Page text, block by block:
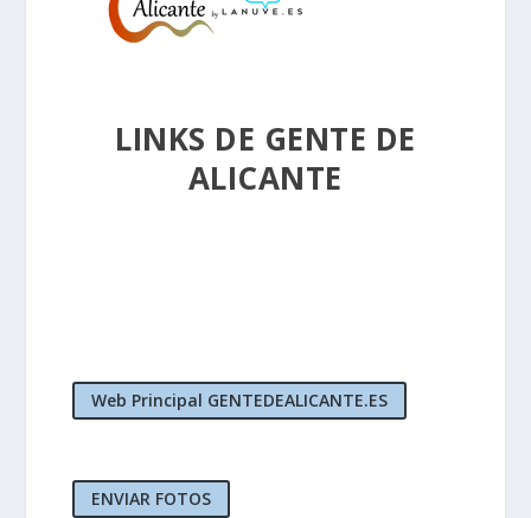
LINKS DE GENTE DE
ALICANTE
Web Principal GENTEDEALICANTE.ES
ENVIAR FOTOS